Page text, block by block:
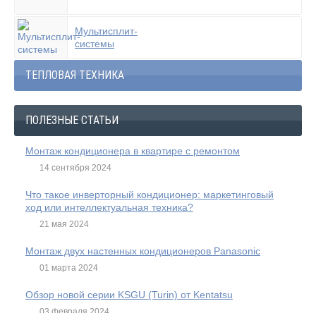
Мультисплит-
системы
ТЕПЛОВАЯ ТЕХНИКА
ПОЛЕЗНЫЕ СТАТЬИ
Монтаж кондиционера в квартире с ремонтом
14 сентября 2024
Что такое инверторный кондиционер: маркетинговый
ход или интеллектуальная техника?
21 мая 2024
Монтаж двух настенных кондиционеров Panasonic
01 марта 2024
Обзор новой серии KSGU (Turin) от Kentatsu